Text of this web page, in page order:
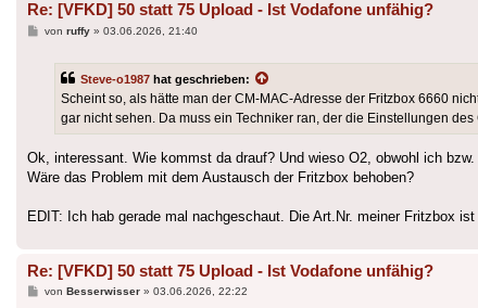
Re: [VFKD] 50 statt 75 Upload - Ist Vodafone unfähig?
Beitrag
von ruffy» 03.06.2026, 21:40
Steve-o1987 hat geschrieben:
Scheint so, als hätte man der CM-MAC-Adresse der Fritzbox 6660
gar nicht sehen. Da muss ein Techniker ran, der die Einstellungen des
Ok, interessant. Wie kommst da drauf? Und wieso O2, obwohl ich
Wäre das Problem mit dem Austausch der Fritzbox behoben?
EDIT: Ich hab gerade mal nachgeschaut. Die Art.Nr. meiner Fritzbox
Re: [VFKD] 50 statt 75 Upload - Ist Vodafone unfähig?
Beitrag
von Besserwisser» 03.06.2026, 22:22